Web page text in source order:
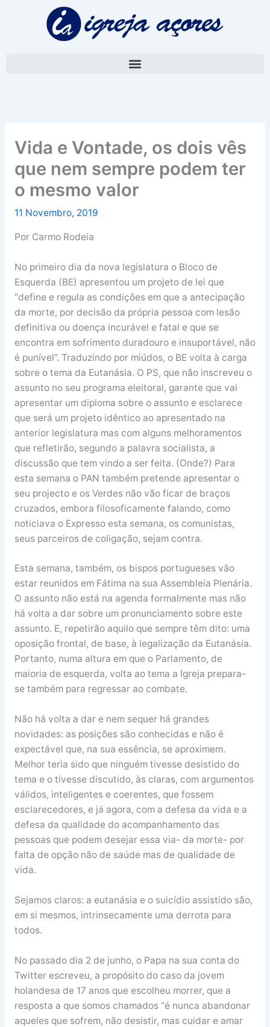
Vida e Vontade, os dois vês
que nem sempre podem ter
o mesmo valor
11 Novembro, 2019
Por Carmo Rodeia
No primeiro dia da nova legislatura o Bloco de
Esquerda (BE) apresentou um projeto de lei que
“define e regula as condições em que a antecipação
da morte, por decisão da própria pessoa com lesão
definitiva ou doença incurável e fatal e que se
encontra em sofrimento duradouro e insuportável, não
é punível”. Traduzindo por miúdos, o BE volta à carga
sobre o tema da Eutanásia. O PS, que não inscreveu o
assunto no seu programa eleitoral, garante que vai
apresentar um diploma sobre o assunto e esclarece
que será um projeto idêntico ao apresentado na
anterior legislatura mas com alguns melhoramentos
que refletirão, segundo a palavra socialista, a
discussão que tem vindo a ser feita. (Onde?) Para
esta semana o PAN também pretende apresentar o
seu projecto e os Verdes não vão ficar de braços
cruzados, embora filosoficamente falando, como
noticiava o Expresso esta semana, os comunistas,
seus parceiros de coligação, sejam contra.
Esta semana, também, os bispos portugueses vão
estar reunidos em Fátima na sua Assembleia Plenária.
O assunto não está na agenda formalmente mas não
há volta a dar sobre um pronunciamento sobre este
assunto. E, repetirão aquilo que sempre têm dito: uma
oposição frontal, de base, à legalização da Eutanásia.
Portanto, numa altura em que o Parlamento, de
maioria de esquerda, volta ao tema a Igreja prepara-
se também para regressar ao combate.
Não há volta a dar e nem sequer há grandes
novidades: as posições são conhecidas e não é
expectável que, na sua essência, se aproximem.
Melhor teria sido que ninguém tivesse desistido do
tema e o tivesse discutido, às claras, com argumentos
válidos, inteligentes e coerentes, que fossem
esclarecedores, e já agora, com a defesa da vida e a
defesa da qualidade do acompanhamento das
pessoas que podem desejar essa via- da morte- por
falta de opção não de saúde mas de qualidade de
vida.
Sejamos claros: a eutanásia e o suicídio assistido são,
em si mesmos, intrinsecamente uma derrota para
todos.
No passado dia 2 de junho, o Papa na sua conta do
Twitter escreveu, a propósito do caso da jovem
holandesa de 17 anos que escolheu morrer, que a
resposta a que somos chamados “é nunca abandonar
aqueles que sofrem, não desistir, mas cuidar e amar